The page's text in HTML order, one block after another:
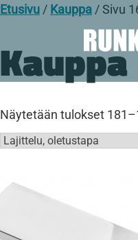
Etusivu / Kauppa / Sivu
Kauppa
Näytetään tulokset